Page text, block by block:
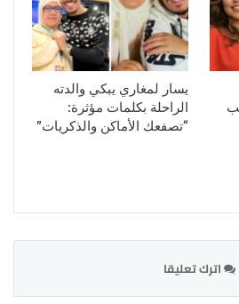
يسار لمغاري يبكي والدته
الراحلة بكلمات مؤثرة:
“تصفعك الأماكن والذكريات”
اترك تعليقا